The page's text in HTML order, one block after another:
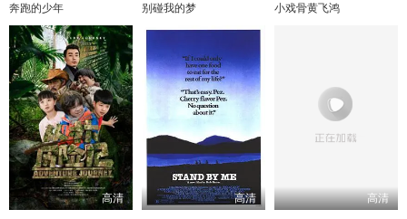
奔跑的少年 别碰我的梦 小戏骨黄飞鸿
高清 高清 高清